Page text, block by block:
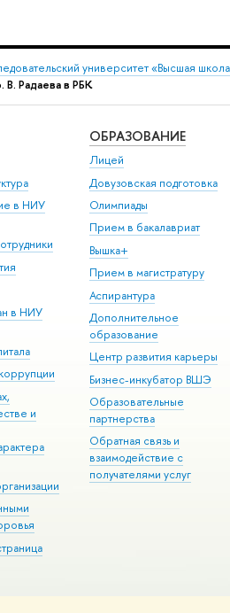
университет «Высшая
В. Радаева в РБК
в НИУ
в НИУ
и
ОБРАЗОВАНИЕ
Лицей
Довузовская подготовка
Олимпиады
Прием в бакалавриат
Вышка+
Прием в магистратуру
Аспирантура
Дополнительное
образование
Центр развития карьеры
Бизнес-инкубатор ВШЭ
Образовательные
партнерства
Обратная связь и
взаимодействие с
получателями услуг